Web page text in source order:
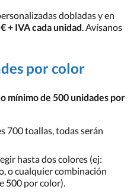
dobladas y en
+ IVA cada unidad. Avísanos
por color
mínimo de 500 unidades por
700 toallas, todas serán
hasta dos colores (ej:
o cualquier combinación
500 por color).